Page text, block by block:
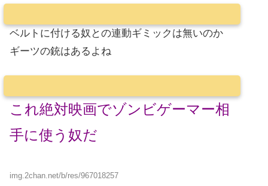
ベルトに付ける奴との連動ギミックは無いのか
ギーツの銃はあるよね
これ絶対映画でゾンビゲーマー相
手に使う奴だ
img.2chan.net/b/res/967018257